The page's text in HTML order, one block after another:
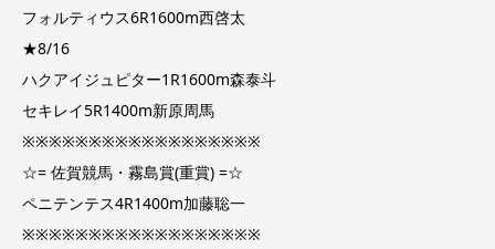
フォルティウス6R1600m西啓太
★8/16
ハクアイジュピター1R1600m森泰斗
セキレイ5R1400m新原周馬
※※※※※※※※※※※※※※※※※※
☆= 佐賀競馬・霧島賞(重賞) =☆
ペニテンテス4R1400m加藤聡一
※※※※※※※※※※※※※※※※※※